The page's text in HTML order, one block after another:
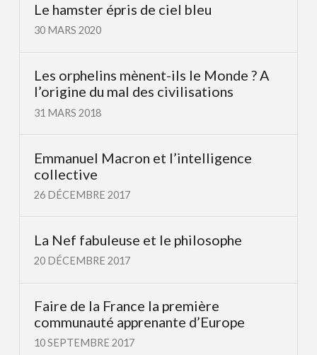
Le hamster épris de ciel bleu
30 MARS 2020
Les orphelins mènent-ils le Monde ? A
l’origine du mal des civilisations
31 MARS 2018
Emmanuel Macron et l’intelligence
collective
26 DÉCEMBRE 2017
La Nef fabuleuse et le philosophe
20 DÉCEMBRE 2017
Faire de la France la première
communauté apprenante d’Europe
10 SEPTEMBRE 2017